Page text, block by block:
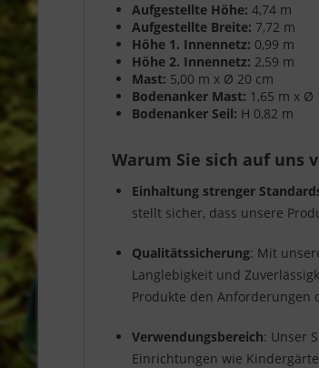
Aufgestellte Höhe: 4,74 m
Aufgestellte Breite: 7,72 m
Höhe 1. Innennetz: 0,99 m
Höhe 2. Innennetz: 2,59 m
Mast: 5,00 m x Ø 20 cm
Bodenanker Mast: 1,65 m x Ø
Bodenanker Seil: H 0,82 m
Warum Sie sich auf uns
Einhaltung strenger
stellt sicher, dass unsere
Qualitätssicherung: Mit
Langlebigkeit und
Produkte den Anforderungen
Verwendungsbereich: Unser
Einrichtungen wie